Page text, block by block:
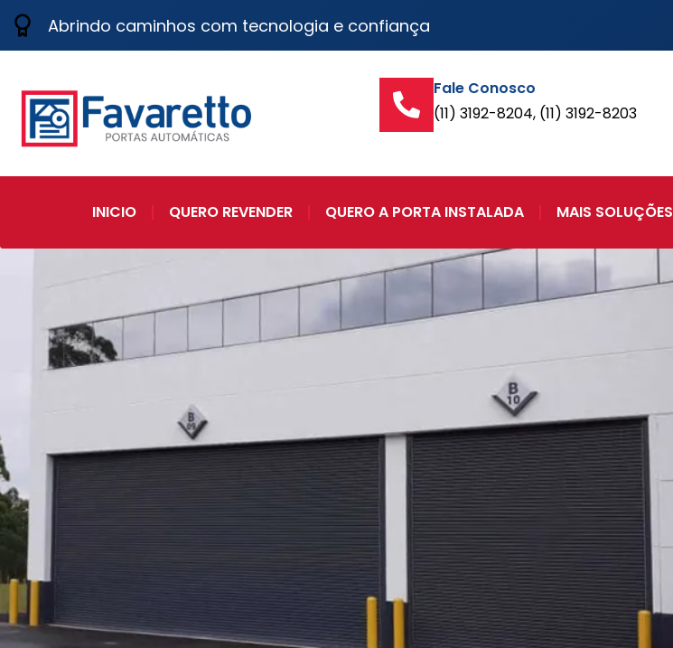
Abrindo caminhos com tecnologia e confiança
Fale Conosco
(11) 3192-8204, (11) 3192-8203
INICIO QUERO REVENDER QUERO A PORTA INSTALADA MAIS SOLUÇÕES